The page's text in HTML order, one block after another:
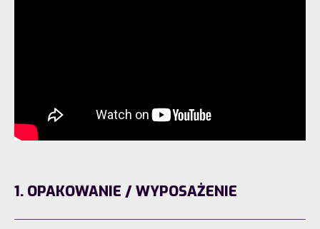
1. OPAKOWANIE / WYPOSAŻENIE